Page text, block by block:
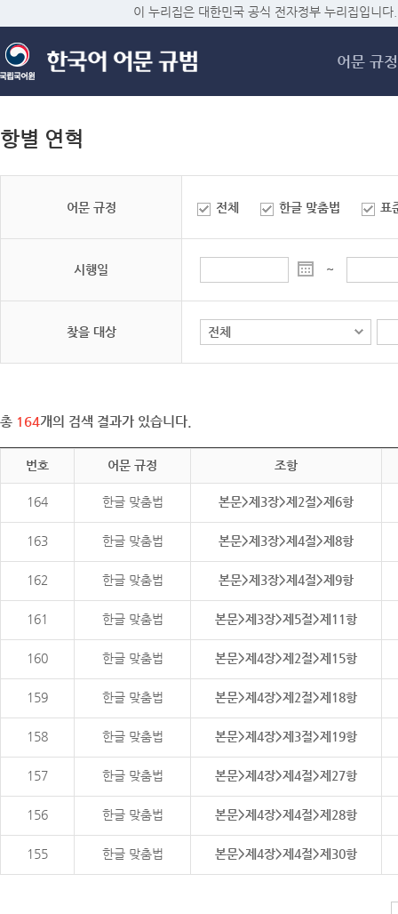
메
이 누리집은 대한민국 공식 전자정부 누리집입니다.
어문 규정
항별 연혁
어문 규정 전체 한글 맞춤법 표
시행일 ~
찾을 대상
총 164개의 검색 결과가 있습니다.
번호 어문 규정 조항
164 한글 맞춤법 본문>제3장>제2절>제6항
163 한글 맞춤법 본문>제3장>제4절>제8항
162 한글 맞춤법 본문>제3장>제4절>제9항
161 한글 맞춤법 본문>제3장>제5절>제11항
160 한글 맞춤법 본문>제4장>제2절>제15항
159 한글 맞춤법 본문>제4장>제2절>제18항
158 한글 맞춤법 본문>제4장>제3절>제19항
157 한글 맞춤법 본문>제4장>제4절>제27항
156 한글 맞춤법 본문>제4장>제4절>제28항
155 한글 맞춤법 본문>제4장>제4절>제30항